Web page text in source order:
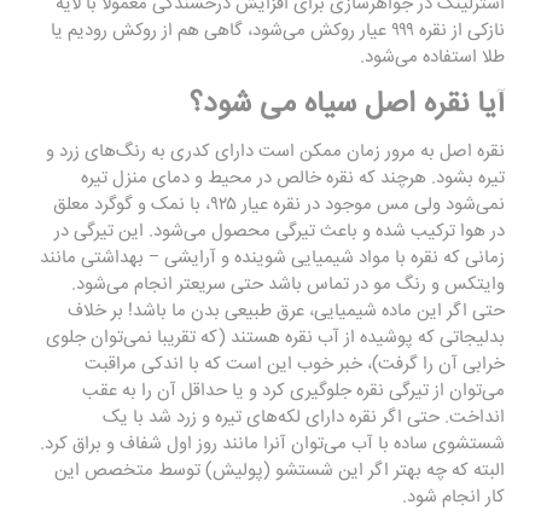
نازکی از نقره ۹۹۹ عیار روکش می‌شود، گاهی هم از روکش رودیم یا
طلا استفاده می‌شود.
آیا نقره اصل سیاه می شود؟
نقره اصل به مرور زمان ممکن است دارای کدری به رنگ‌های زرد و
تیره بشود. هرچند که نقره خالص در محیط و دمای منزل تیره
نمی‌شود ولی مس موجود در نقره عیار ۹۲۵، با نمک و گوگرد معلق
در هوا ترکیب شده و باعث تیرگی محصول می‌شود. این تیرگی در
زمانی که نقره با مواد شیمیایی شوینده و آرایشی – بهداشتی مانند
وایتکس و رنگ مو در تماس باشد حتی سریعتر انجام می‌شود.
حتی اگر این ماده شیمیایی، عرق طبیعی بدن ما باشد! بر خلاف
بدلیجاتی که پوشیده از آب نقره هستند (که تقریبا نمی‌توان جلوی
خرابی آن را گرفت)، خبر خوب این است که با اندکی مراقبت
می‌توان از تیرگی نقره جلوگیری کرد و یا حداقل آن را به عقب
انداخت. حتی اگر نقره دارای لکه‌های تیره و زرد شد با یک
شستشوی ساده با آب می‌توان آنرا مانند روز اول شفاف و براق کرد.
البته که چه بهتر اگر این شستشو (پولیش) توسط متخصص این
کار انجام شود.